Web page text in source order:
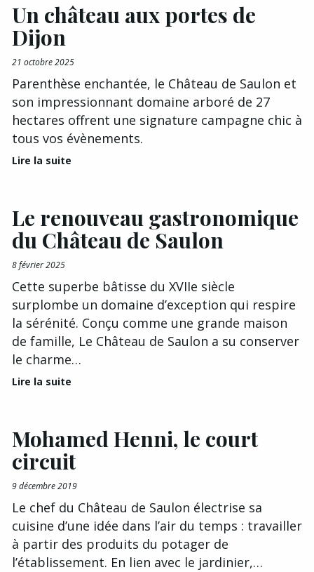
Un château aux portes de
Dijon
21 octobre 2025
Parenthèse enchantée, le Château de Saulon et
son impressionnant domaine arboré de 27
hectares offrent une signature campagne chic à
tous vos évènements.
Lire la suite
Le renouveau gastronomique
du Château de Saulon
8 février 2025
Cette superbe bâtisse du XVIIe siècle
surplombe un domaine d’exception qui respire
la sérénité. Conçu comme une grande maison
de famille, Le Château de Saulon a su conserver
le charme…
Lire la suite
Mohamed Henni, le court
circuit
9 décembre 2019
Le chef du Château de Saulon électrise sa
cuisine d’une idée dans l’air du temps : travailler
à partir des produits du potager de
l’établissement. En lien avec le jardinier,…